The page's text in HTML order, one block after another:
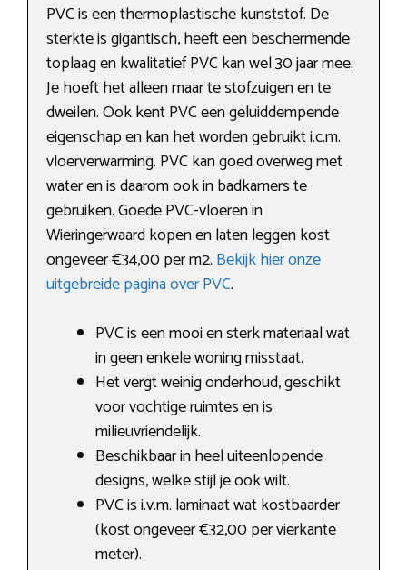
PVC is een thermoplastische kunststof. De
sterkte is gigantisch, heeft een beschermende
toplaag en kwalitatief PVC kan wel 30 jaar mee.
Je hoeft het alleen maar te stofzuigen en te
dweilen. Ook kent PVC een geluiddempende
eigenschap en kan het worden gebruikt i.c.m.
vloerverwarming. PVC kan goed overweg met
water en is daarom ook in badkamers te
gebruiken. Goede PVC-vloeren in
Wieringerwaard kopen en laten leggen kost
ongeveer €34,00 per m2. Bekijk hier onze
uitgebreide pagina over PVC.
PVC is een mooi en sterk materiaal wat
in geen enkele woning misstaat.
Het vergt weinig onderhoud, geschikt
voor vochtige ruimtes en is
milieuvriendelijk.
Beschikbaar in heel uiteenlopende
designs, welke stijl je ook wilt.
PVC is i.v.m. laminaat wat kostbaarder
(kost ongeveer €32,00 per vierkante
meter).